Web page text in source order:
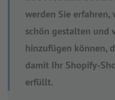
werden Sie erfahren,
schön gestalten und
hinzufügen können,
damit Ihr Shopify-
erfüllt.